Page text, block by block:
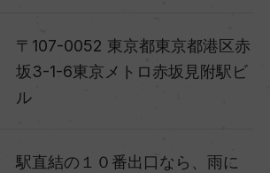
〒107-0052 東京都東京都港区赤
坂3-1-6東京メトロ赤坂見附駅ビ
ル
駅直結の１０番出口なら、雨に